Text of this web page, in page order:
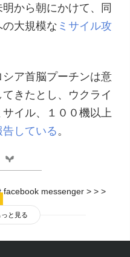
から朝にかけて、同
大規模な ミサイル攻
ア首脳プーチンは意
きたとし、ウクライ
イル、１００機以上
告している 。
facebook messenger > > >
と見る